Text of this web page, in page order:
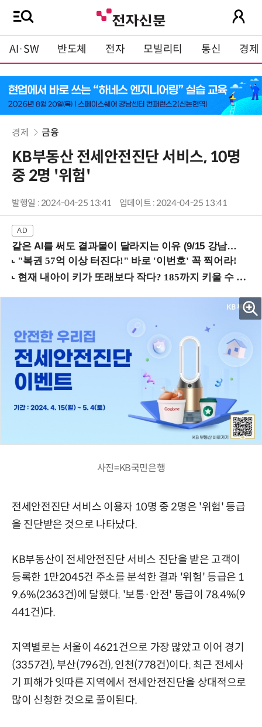
AI·SW 반도체 전자 모빌리티 통신 경제
경제 금융
KB부동산 전세안전진단 서비스, 10명
중 2명 '위험'
발행일 : 2024-04-25 13:41 업데이트 : 2024-04-25 13:41
같은 AI를 써도 결과물이 달라지는 이유 (9/15 강남역)
사진=KB국민은행
전세안전진단 서비스 이용자 10명 중 2명은 '위험' 등급
을 진단받은 것으로 나타났다.
KB부동산이 전세안전진단 서비스 진단을 받은 고객이
등록한 1만2045건 주소를 분석한 결과 '위험' 등급은 1
9.6%(2363건)에 달했다. '보통·안전' 등급이 78.4%(9
441건)다.
지역별로는 서울이 4621건으로 가장 많았고 이어 경기
(3357건), 부산(796건), 인천(778건)이다. 최근 전세사
기 피해가 잇따른 지역에서 전세안전진단을 상대적으로
많이 신청한 것으로 풀이된다.